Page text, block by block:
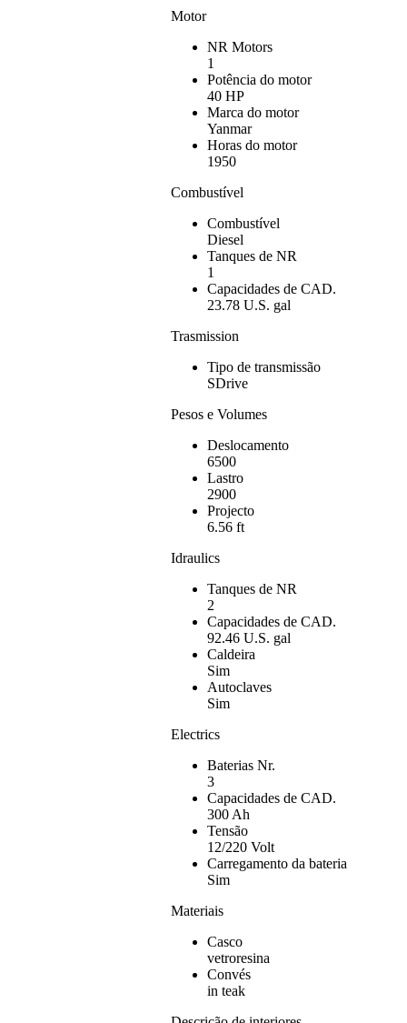
Motor
NR Motors
1
Potência do motor
40 HP
Marca do motor
Yanmar
Horas do motor
1950
Combustível
Combustível
Diesel
Tanques de NR
1
Capacidades de CAD.
23.78 U.S. gal
Trasmission
Tipo de transmissão
SDrive
Pesos e Volumes
Deslocamento
6500
Lastro
2900
Projecto
6.56 ft
Idraulics
Tanques de NR
2
Capacidades de CAD.
92.46 U.S. gal
Caldeira
Sim
Autoclaves
Sim
Electrics
Baterias Nr.
3
Capacidades de CAD.
300 Ah
Tensão
12/220 Volt
Carregamento da bateria
Sim
Materiais
Casco
vetroresina
Convés
in teak